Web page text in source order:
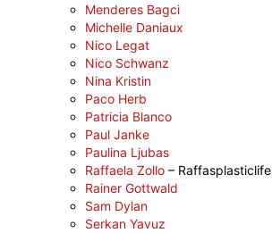
Menderes Bagci
Michelle Daniaux
Nico Legat
Nico Schwanz
Nina Kristin
Paco Herb
Patricia Blanco
Paul Janke
Paulina Ljubas
Raffaela Zollo – Raffasplasticlife
Rainer Gottwald
Sam Dylan
Serkan Yavuz